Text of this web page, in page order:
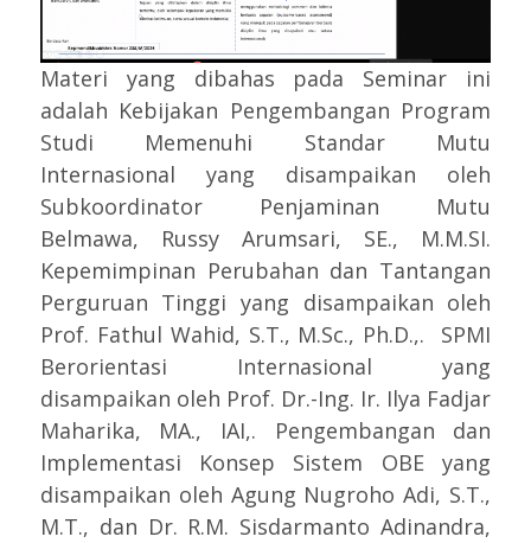
Materi yang dibahas pada Seminar ini
adalah Kebijakan Pengembangan Program
Studi Memenuhi Standar Mutu
Internasional yang disampaikan oleh
Subkoordinator Penjaminan Mutu
Belmawa, Russy Arumsari, SE., M.M.SI.
Kepemimpinan Perubahan dan Tantangan
Perguruan Tinggi yang disampaikan oleh
Prof. Fathul Wahid, S.T., M.Sc., Ph.D.,. SPMI
Berorientasi Internasional yang
disampaikan oleh Prof. Dr.-Ing. Ir. Ilya Fadjar
Maharika, MA., IAI,. Pengembangan dan
Implementasi Konsep Sistem OBE yang
disampaikan oleh Agung Nugroho Adi, S.T.,
M.T., dan Dr. R.M. Sisdarmanto Adinandra,